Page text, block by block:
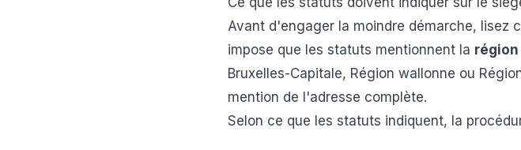
Avant d'engager la moindre démarche, lisez
impose que les statuts mentionnent la région
Bruxelles-Capitale, Région wallonne ou
mention de l'adresse complète.
Selon ce que les statuts indiquent, la